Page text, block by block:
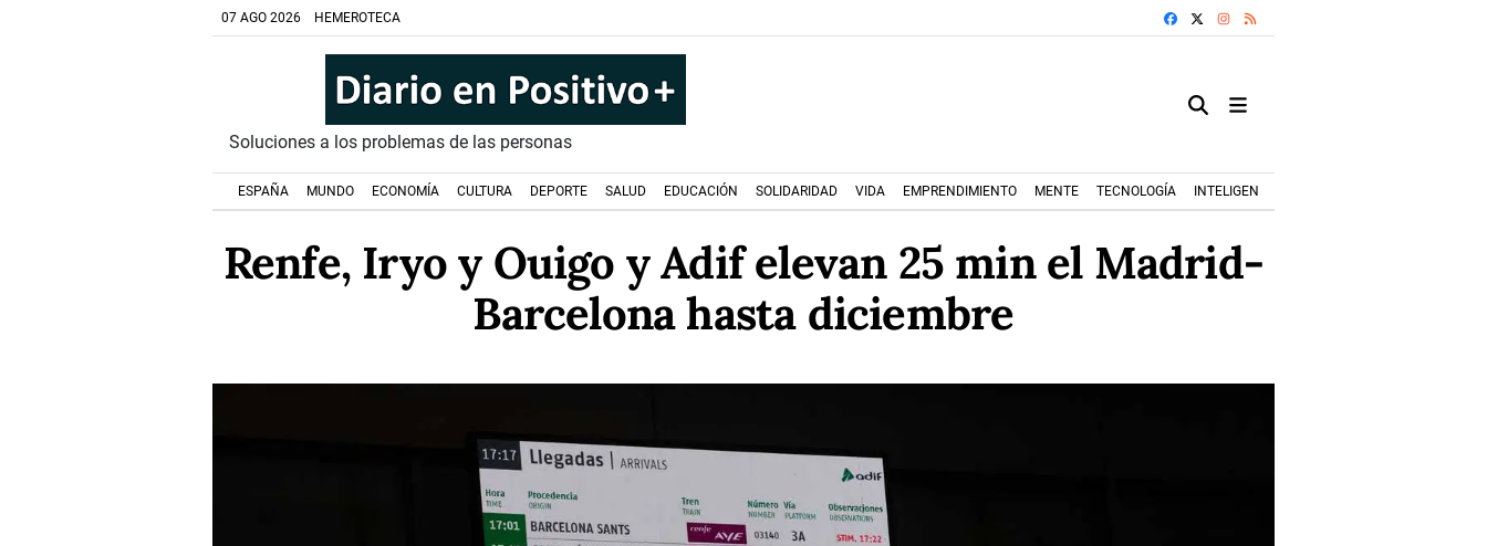
07 AGO 2026 HEMEROTECA FACEBOOKINSTAGRAM
Soluciones a los problemas de las personas
ESPAÑA MUNDO ECONOMÍA CULTURA DEPORTE SALUD EDUCACIÓN SOLIDARIDAD VIDA EMPRENDIMIENTO MENTE TECNOLOGÍA INTELIGENCIA ARTIFICIAL
Renfe, Iryo y Ouigo y Adif elevan 25 min el Madrid-
Barcelona hasta diciembre